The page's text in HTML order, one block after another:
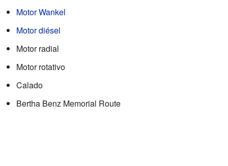
Motor Wankel
Motor diésel
Motor radial
Motor rotativo
Calado
Bertha Benz Memorial Route